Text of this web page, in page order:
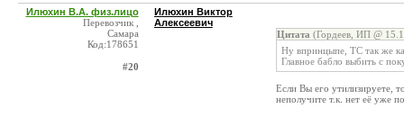
Илюхин В.А. физ.лицо
Перевозчик ,
Самара
Код:178651
#20
Илюхин Виктор
Алексеевич
Цитата (Гордеев, ИП @
Ну впринцыпе, ТС так же
Главное бабло выбить с
Если Вы его утилизируете,
неполучите т.к. нет её уже